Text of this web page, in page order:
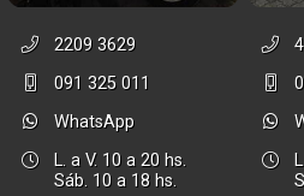
2209 3629
091 325 011
WhatsApp
L. a V. 10 a 20 hs.
Sáb. 10 a 18 hs.